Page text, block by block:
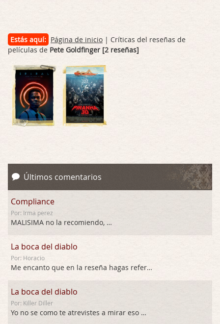
Estás aquí: Página de inicio | Críticas del reseñas de
películas de Pete Goldfinger [2 reseñas]
Últimos comentarios
Compliance
Por: Irma perez
MALISIMA no la recomiendo, …
La boca del diablo
Por: Horacio
Me encanto que en la reseña hagas referen …
La boca del diablo
Por: Killer Diller
Yo no se como te atrevistes a mirar eso …